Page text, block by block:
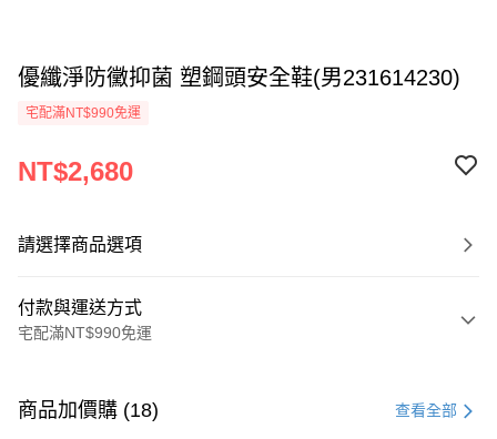
優纖淨防黴抑菌 塑鋼頭安全鞋(男231614230)
宅配滿NT$990免運
NT$2,680
請選擇商品選項
付款與運送方式
宅配滿NT$990免運
信用卡一次付款
商品加價購 (18) 查看全部